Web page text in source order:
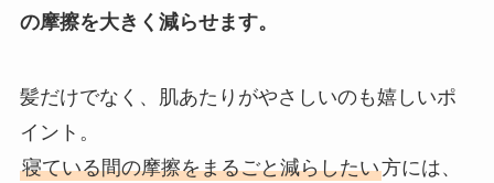
の摩擦を大きく減らせます。
髪だけでなく、肌あたりがやさしいのも嬉しいポ
イント。
寝ている間の摩擦をまるごと減らしたい方には、